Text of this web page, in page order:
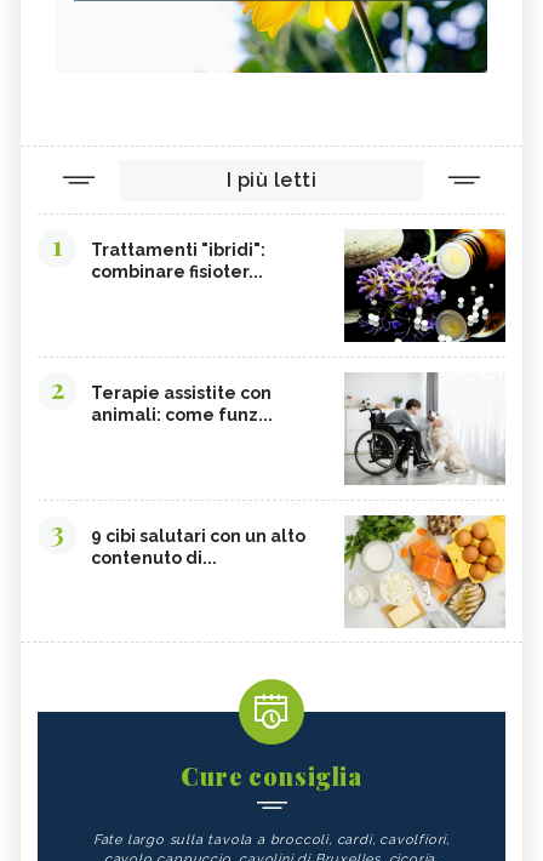
I più letti
1
Trattamenti "ibridi":
combinare fisioter...
2
Terapie assistite con
animali: come funz...
3
9 cibi salutari con un alto
contenuto di...
Cure consiglia
Fate largo sulla tavola a broccoli, cardi, cavolfiori,